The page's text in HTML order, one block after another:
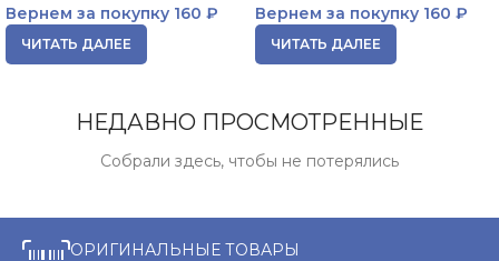
Вернем за покупку 160 ₽
ЧИТАТЬ ДАЛЕЕ
Вернем за покупку 160 ₽
ЧИТАТЬ ДАЛЕЕ
НЕДАВНО ПРОСМОТРЕННЫЕ
Собрали здесь, чтобы не потерялись
ОРИГИНАЛЬНЫЕ ТОВАРЫ